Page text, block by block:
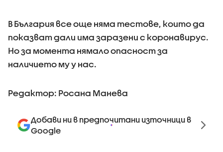
В България все още няма тестове, които да
показват дали има заразени с коронавирус.
Но за момента нямало опасност за
наличието му у нас.
Редактор: Росана Манева
Добави ни в предпочитани източници в
Google